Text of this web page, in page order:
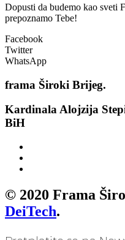
Dopusti da budemo kao sveti
prepoznamo Tebe!
Facebook
Twitter
WhatsApp
frama Široki Brijeg.
Kardinala Alojzija
BiH
© 2020 Frama
DeiTech.